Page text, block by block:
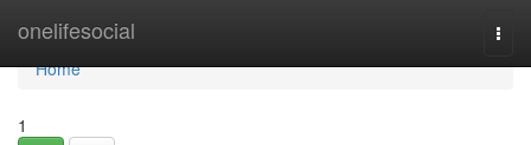
onelifesocial
Home
Home
1